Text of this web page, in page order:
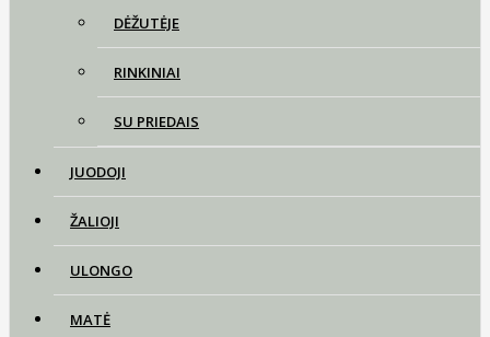
DĖŽUTĖJE
RINKINIAI
SU PRIEDAIS
JUODOJI
ŽALIOJI
ULONGO
MATĖ